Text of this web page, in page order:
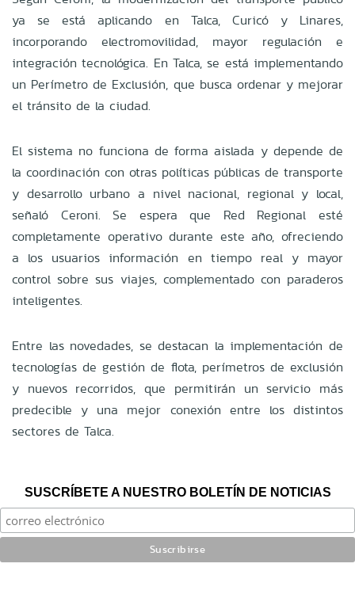
ya se está aplicando en Talca, Curicó y Linares,
incorporando electromovilidad, mayor regulación e
integración tecnológica. En Talca, se está implementando
un Perímetro de Exclusión, que busca ordenar y mejorar
el tránsito de la ciudad.
El sistema no funciona de forma aislada y depende de
la coordinación con otras políticas públicas de transporte
y desarrollo urbano a nivel nacional, regional y local,
señaló Ceroni. Se espera que Red Regional esté
completamente operativo durante este año, ofreciendo
a los usuarios información en tiempo real y mayor
control sobre sus viajes, complementado con paraderos
inteligentes.
Entre las novedades, se destacan la implementación de
tecnologías de gestión de flota, perímetros de exclusión
y nuevos recorridos, que permitirán un servicio más
predecible y una mejor conexión entre los distintos
sectores de Talca.
SUSCRÍBETE A NUESTRO BOLETÍN DE NOTICIAS